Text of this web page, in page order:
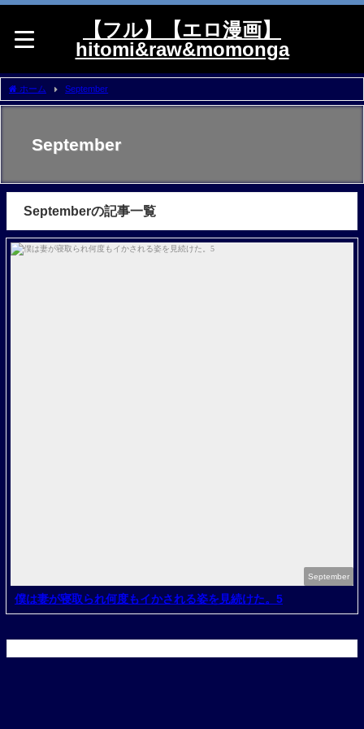
【フル】【エロ漫画】
hitomi&raw&momonga
ホーム September
September
Septemberの記事一覧
September
僕は妻が寝取られ何度もイかされる姿を見続けた。5